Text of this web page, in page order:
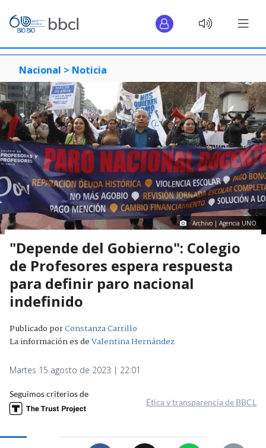
Nacional > Noticia
Archivo | Agencia UNO
"Depende del Gobierno": Colegio
de Profesores espera respuesta
para definir paro nacional
indefinido
Publicado porConstanza Carrillo
La información es deValentina Hernández
Martes 15 agosto de 2023 | 22:01
Seguimos criterios de
Ética y transparencia de BBCL